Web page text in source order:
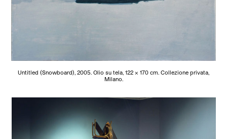
Untitled (Snowboard), 2005. Olio su tela, 122 x 170 cm. Collezione privata,
Milano.